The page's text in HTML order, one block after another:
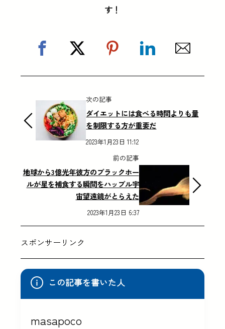
す！
次の記事
ダイエットには食べる時間よりも量
を制限する方が重要だ
2023年1月23日 11:12
前の記事
地球から3億光年彼方のブラックホー
ルが星を補食する瞬間をハッブル宇
宙望遠鏡がとらえた
2023年1月23日 6:37
スポンサーリンク
この記事を書いた人
masapoco